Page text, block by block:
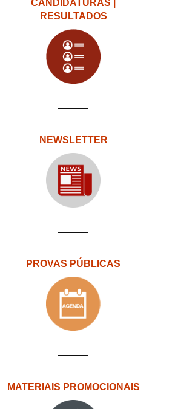
CANDIDATURAS |
RESULTADOS
NEWSLETTER
PROVAS PÚBLICAS
MATERIAIS PROMOCIONAIS